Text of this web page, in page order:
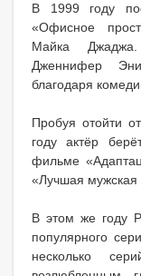
В 1999 году
«Офисное
Майка Джаджа.
Дженнифер
благодаря
Пробуя отойти
году актёр
фильме
«Лучшая мужская
В этом же году
популярного
несколько